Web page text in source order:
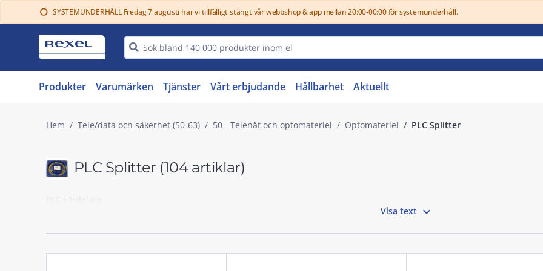
info SYSTEMUNDERHÅLL Fredag 7 augusti har vi tillfälligt stängt vår webbshop & app mellan 20:00-00:00 för systemunderhåll.
Produkter Varumärken Tjänster Vårt erbjudande Hållbarhet Aktuellt
Hem Tele/data och säkerhet (50-63) 50 - Telenät och optomateriel Optomateriel PLC Splitter
PLC Splitter (104 artiklar)
PLC Fördelare
Visa text 